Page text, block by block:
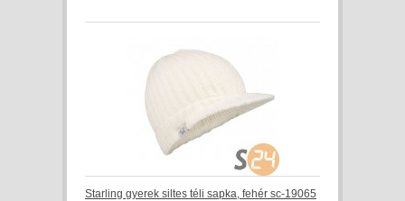
Starling gyerek siltes téli sapka, fehér sc-19065